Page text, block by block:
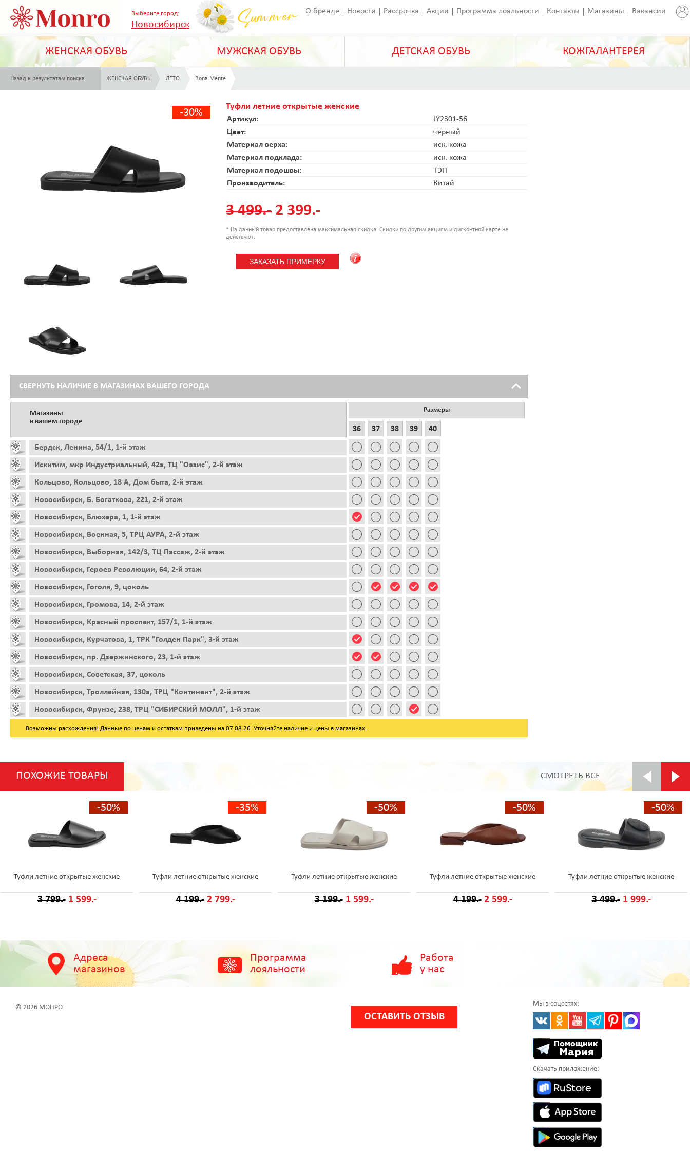
Выберите город:
Новосибирск
О бренде Новости Рассрочка Акции Программа лояльности Контакты Магазины Вакансии
ЖЕНСКАЯ ОБУВЬ МУЖСКАЯ ОБУВЬ ДЕТСКАЯ ОБУВЬ КОЖГАЛАНТЕРЕЯ
Назад к результатам поиска ЖЕНСКАЯ ОБУВЬ ЛЕТО Bona Mente
-30%
Туфли летние открытые женские
Артикул:
JY2301-56
Цвет:
черный
Материал верха:
иск. кожа
Материал подклада:
иск. кожа
Материал подошвы:
ТЭП
Производитель:
Китай
3 499.- 2 399.-
* На данный товар предоставлена максимальная скидка. Скидки по другим акциям и дисконтной карте не
действуют.
СВЕРНУТЬ НАЛИЧИЕ В МАГАЗИНАХ ВАШЕГО ГОРОДА
Магазины
в вашем городе
Бердск, Ленина, 54/1, 1-й этаж
Искитим, мкр Индустриальный, 42а, ТЦ "Оазис", 2-й этаж
Кольцово, Кольцово, 18 А, Дом быта, 2-й этаж
Новосибирск, Б. Богаткова, 221, 2-й этаж
Новосибирск, Блюхера, 1, 1-й этаж
Новосибирск, Военная, 5, ТРЦ АУРА, 2-й этаж
Новосибирск, Выборная, 142/3, ТЦ Пассаж, 2-й этаж
Новосибирск, Героев Революции, 64, 2-й этаж
Новосибирск, Гоголя, 9, цоколь
Новосибирск, Громова, 14, 2-й этаж
Новосибирск, Красный проспект, 157/1, 1-й этаж
Новосибирск, Курчатова, 1, ТРК "Голден Парк", 3-й этаж
Новосибирск, пр. Дзержинского, 23, 1-й этаж
Новосибирск, Советская, 37, цоколь
Новосибирск, Троллейная, 130а, ТРЦ "Континент", 2-й этаж
Новосибирск, Фрунзе, 238, ТРЦ "СИБИРСКИЙ МОЛЛ", 1-й этаж
Размеры
36 37 38 39 40
Возможны расхождения! Данные по ценам и остаткам приведены на 07.08.26. Уточняйте наличие и цены в магазинах.
ПОХОЖИЕ ТОВАРЫ СМОТРЕТЬ ВСЕ
-50%
Туфли летние открытые женские
3 799.- 1 599.-
-35%
Туфли летние открытые женские
4 199.- 2 799.-
-50%
Туфли летние открытые женские
3 199.- 1 599.-
-50%
Туфли летние открытые женские
4 199.- 2 599.-
-50%
Туфли летние открытые женские
3 499.- 1 999.-
Адреса
магазинов
Программа
лояльности
Работа
у нас
© 2026 МОНРО
ОСТАВИТЬ ОТЗЫВ
Мы в соцсетях:
Скачать приложение: